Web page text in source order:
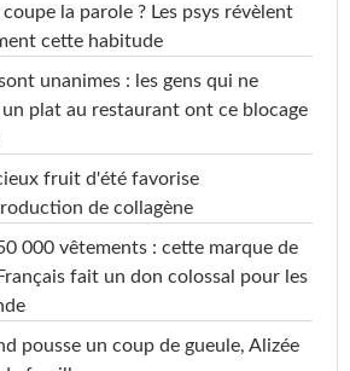
la parole ? Les psys révèlent
cette habitude
unanimes : les gens qui ne
plat au restaurant ont ce blocage
fruit d'été favorise
de collagène
000 vêtements : cette marque de
fait un don colossal pour les
pousse un coup de gueule, Alizée